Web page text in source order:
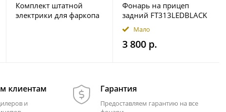
Комплект штатной
электрики для фаркопа
Фонарь на прицеп
задний FT313LEDBLACK
12-36В Fristom
Мало
3 800 р.
клиентам
и
Гарантия
Предоставляем гарантию на все